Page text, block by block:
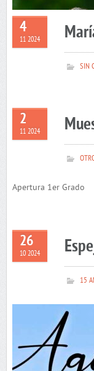
4
11 2024
SIN
2
11 2024
Apertura 1er Grado
26
10 2024
15